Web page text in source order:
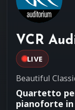
VCR
LIVE
Beautiful
Quartetto
pianoforte in